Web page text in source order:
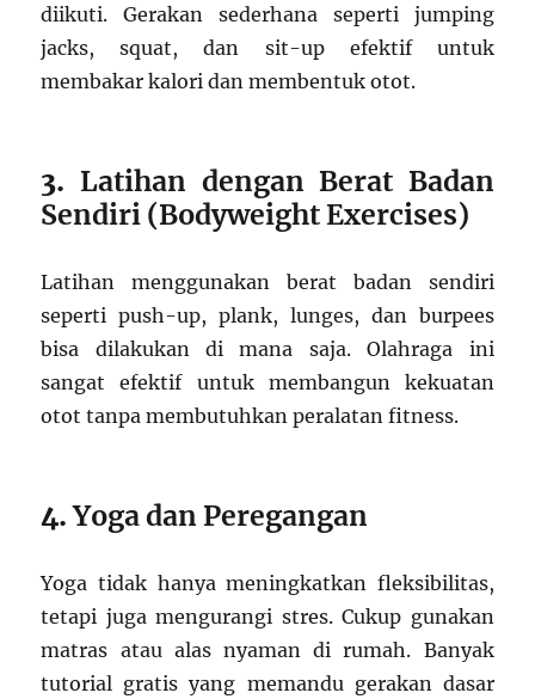
diikuti. Gerakan sederhana seperti jumping
jacks, squat, dan sit-up efektif untuk
membakar kalori dan membentuk otot.
3. Latihan dengan Berat Badan
Sendiri (Bodyweight Exercises)
Latihan menggunakan berat badan sendiri
seperti push-up, plank, lunges, dan burpees
bisa dilakukan di mana saja. Olahraga ini
sangat efektif untuk membangun kekuatan
otot tanpa membutuhkan peralatan fitness.
4.Yoga dan Peregangan
Yoga tidak hanya meningkatkan fleksibilitas,
tetapi juga mengurangi stres. Cukup gunakan
matras atau alas nyaman di rumah. Banyak
tutorial gratis yang memandu gerakan dasar